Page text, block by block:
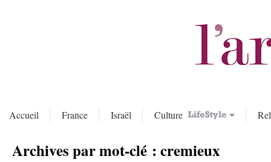
Accueil France Israël Culture
Archives par mot-clé :cremieux